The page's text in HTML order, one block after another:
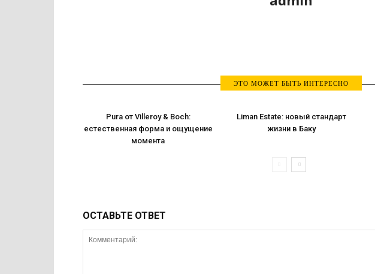
ЭТО МОЖЕТ БЫТЬ ИНТЕРЕСНО
Pura от Villeroy & Boch:
естественная форма и ощущение
момента
Liman Estate: новый стандарт
жизни в Баку
ОСТАВЬТЕ ОТВЕТ